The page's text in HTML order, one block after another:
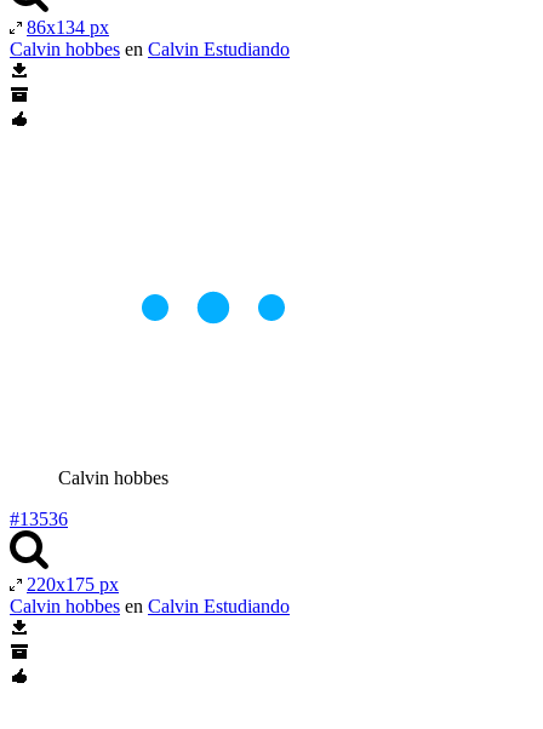
86x134 px
Calvin hobbes en Calvin Estudiando
Calvin hobbes
#13536
220x175 px
Calvin hobbes en Calvin Estudiando